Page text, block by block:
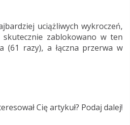
uciążliwych wykroczeń,
zablokowano w ten
(61 razy), a łączna przerwa w
Cię artykuł? Podaj dalej!